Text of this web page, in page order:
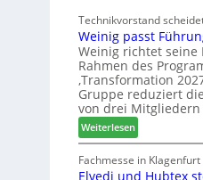
h
l
a
n
d
z
u
r
H
a
u
s
m
e
s
b
e
l
b
r
a
n
c
h
e
Technikvorstand
Weinig passt
Weinig richtet seine
Rahmen des
‚Transformation
Gruppe reduziert
von drei Mitgliedern
Weiterlesen:
W
e
i
Fachmesse in Klagenfurt
Elvedi und Hubtex